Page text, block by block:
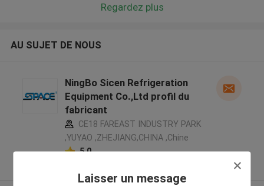
Laisser un message
Regardez plus
AU SUJET DE NOUS
NingBo Sicen Refrigeration
Equipment Co.,Ltd profil du
fabricant
CE18 FAREAST INDUSTRY PARK
,YUYAO ,ZHEJIANG,CHINA ,Chine
5.0